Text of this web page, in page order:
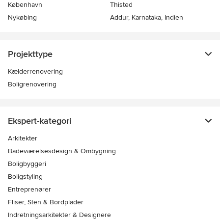
København
Thisted
Nykøbing
Addur, Karnataka, Indien
Projekttype
Kælderrenovering
Boligrenovering
Ekspert-kategori
Arkitekter
Badeværelsesdesign & Ombygning
Boligbyggeri
Boligstyling
Entreprenører
Fliser, Sten & Bordplader
Indretningsarkitekter & Designere